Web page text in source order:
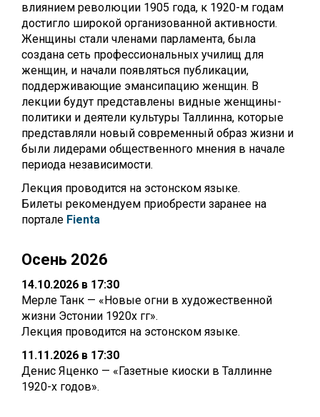
влиянием революции 1905 года, к 1920-м годам
достигло широкой организованной активности.
Женщины стали членами парламента, была
создана сеть профессиональных училищ для
женщин, и начали появляться публикации,
поддерживающие эмансипацию женщин. В
лекции будут представлены видные женщины-
политики и деятели культуры Таллинна, которые
представляли новый современный образ жизни и
были лидерами общественного мнения в начале
периода независимости.
Лекция проводится на эстонском языке.
Билеты рекомендуем приобрести заранее на
портале Fienta
Осень 2026
14.10.2026 в 17:30
Мерле Танк — «Новые огни в художественной
жизни Эстонии 1920х гг».
Лекция проводится на эстонском языке.
11.11.2026 в 17:30
Денис Яценко — «Газетные киоски в Таллинне
1920-х годов».